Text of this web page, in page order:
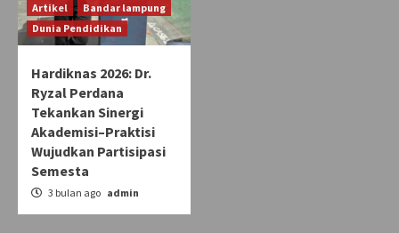
Artikel
Bandar lampung
Dunia Pendidikan
Hardiknas 2026: Dr.
Ryzal Perdana
Tekankan Sinergi
Akademisi–Praktisi
Wujudkan Partisipasi
Semesta
3 bulan ago admin